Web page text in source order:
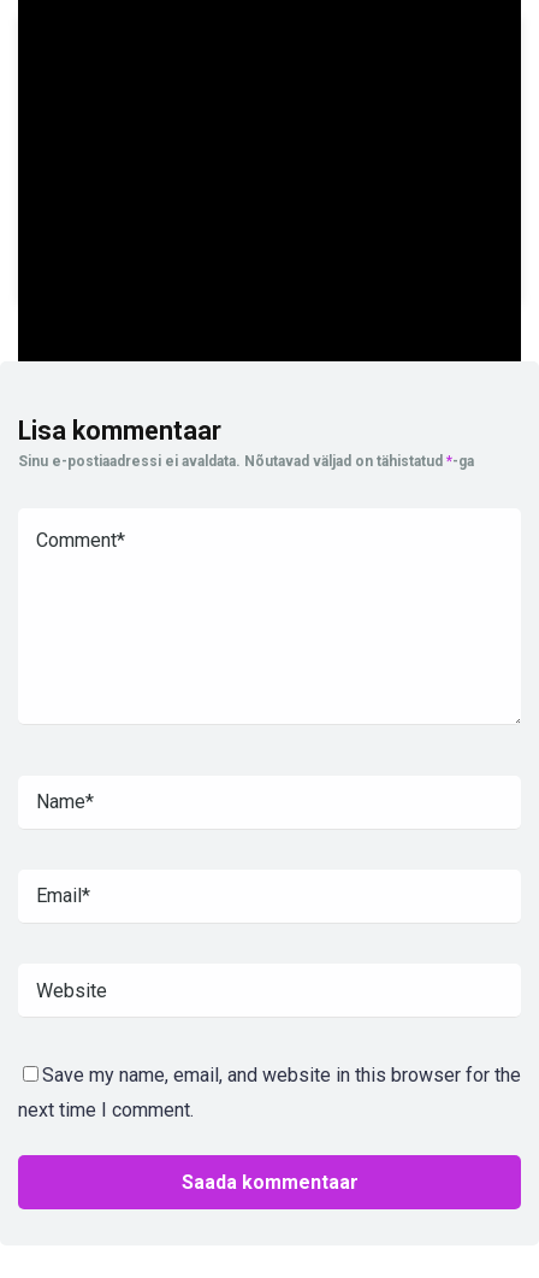
Lisa kommentaar
Sinu e-postiaadressi ei avaldata. Nõutavad väljad on tähistatud *-ga
Save my name, email, and website in this browser for the
next time I comment.